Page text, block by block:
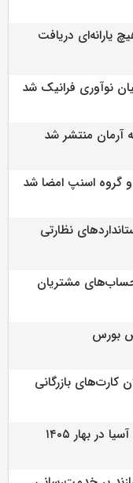
یارانه‌ای دریافت
نوآوری فرانیک شد
آرمان منتشر شد
گروه اسنپ امضا شد
نظارتی
مشتریان
کارت‌های بازرگانی
بهار ۱۴۰۵